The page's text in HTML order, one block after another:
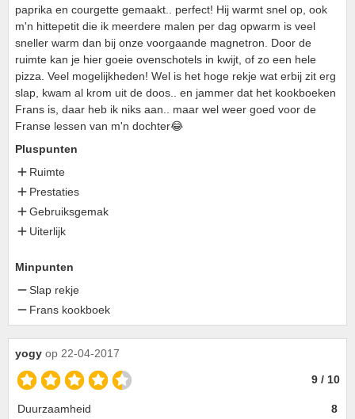
paprika en courgette gemaakt.. perfect! Hij warmt snel op, ook
m'n hittepetit die ik meerdere malen per dag opwarm is veel
sneller warm dan bij onze voorgaande magnetron. Door de
ruimte kan je hier goeie ovenschotels in kwijt, of zo een hele
pizza. Veel mogelijkheden! Wel is het hoge rekje wat erbij zit erg
slap, kwam al krom uit de doos.. en jammer dat het kookboeken
Frans is, daar heb ik niks aan.. maar wel weer goed voor de
Franse lessen van m'n dochter😂
Pluspunten
Ruimte
Prestaties
Gebruiksgemak
Uiterlijk
Minpunten
Slap rekje
Frans kookboek
yogy op 22-04-2017
9 / 10
Duurzaamheid
8